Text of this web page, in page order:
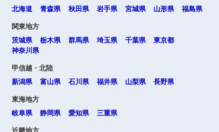
北海道
青森県 秋田県 岩手県 宮城県 山形県 福島県
関東地方
茨城県
栃木県 群馬県 埼玉県 千葉県
東京都
神奈川県
甲信越・北陸
新潟県
富山県 石川県 福井県 山梨県 長野県
東海地方
岐阜県
静岡県 愛知県 三重県